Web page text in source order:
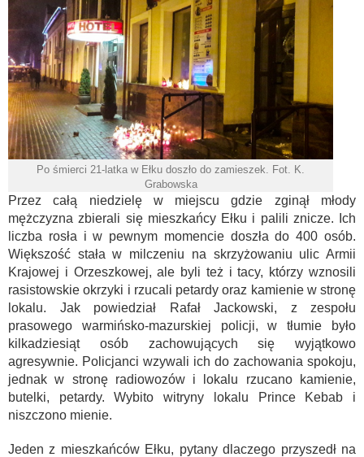
Po śmierci 21-latka w Ełku doszło do zamieszek. Fot. K.
Grabowska
Przez całą niedzielę w miejscu gdzie zginął młody
mężczyzna zbierali się mieszkańcy Ełku i palili znicze. Ich
liczba rosła i w pewnym momencie doszła do 400 osób.
Większość stała w milczeniu na skrzyżowaniu ulic Armii
Krajowej i Orzeszkowej, ale byli też i tacy, którzy wznosili
rasistowskie okrzyki i rzucali petardy oraz kamienie w stronę
lokalu. Jak powiedział Rafał Jackowski, z zespołu
prasowego warmińsko-mazurskiej policji, w tłumie było
kilkadziesiąt osób zachowujących się wyjątkowo
agresywnie. Policjanci wzywali ich do zachowania spokoju,
jednak w stronę radiowozów i lokalu rzucano kamienie,
butelki, petardy. Wybito witryny lokalu Prince Kebab i
niszczono mienie.
Jeden z mieszkańców Ełku, pytany dlaczego przyszedł na